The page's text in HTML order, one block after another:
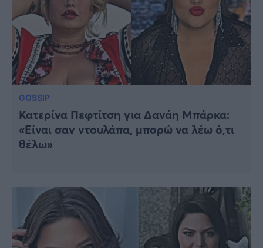
GOSSIP
Κατερίνα Πεφτίτση για Δανάη Μπάρκα:
«Είναι σαν ντουλάπα, μπορώ να λέω ό,τι
θέλω»